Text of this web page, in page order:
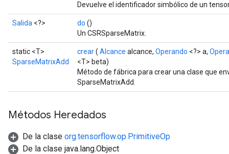
Devuelve el identificador simbólico de un
Salida <?> do ()
Un CSRSparseMatrix.
static <T>
SparseMatrixAdd
crear( Alcance alcance, Operando <?> a,
<T> beta)
Método de fábrica para crear una clase que
SparseMatrixAdd.
Métodos Heredados
De la clase org.tensorflow.op.PrimitiveOp
De la clase java.lang.Object